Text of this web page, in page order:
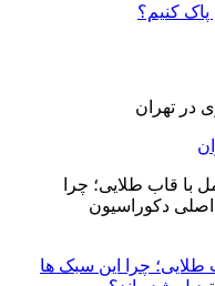
کنیم؟
طلایی؛ چرا این سبک ها